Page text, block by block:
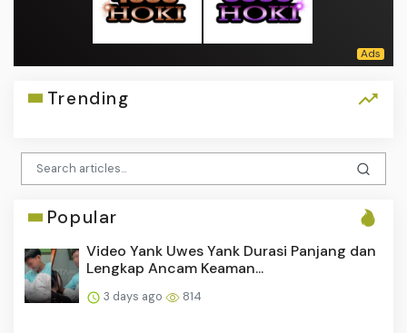
Trending
Popular
Video Yank Uwes Yank Durasi Panjang dan
Lengkap Ancam Keaman...
3 days ago 814